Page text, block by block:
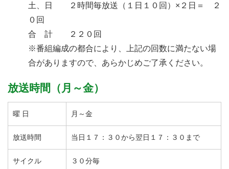
土、日 ２時間毎放送（１日１０回）×２日＝ ２
０回
合 計 ２２０回
※番組編成の都合により、上記の回数に満たない場
合がありますので、あらかじめご了承ください。
放送時間（月～金）
曜 日 月～金
放送時間 当日１７：３０から翌日１７：３０まで
サイクル ３０分毎